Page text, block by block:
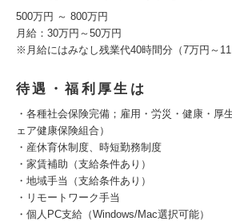
500万円 ～ 800万円
月給：30万円～50万円
※月給にはみなし残業代40時間分（7万円～
待遇・福利厚生は
・各種社会保険完備；雇用・労災・健康・厚
ェア健康保険組合）
・産休育休制度、時短勤務制度
・家賃補助（支給条件あり）
・地域手当（支給条件あり）
・リモートワーク手当
・個人PC支給（Windows/Mac選択可能）